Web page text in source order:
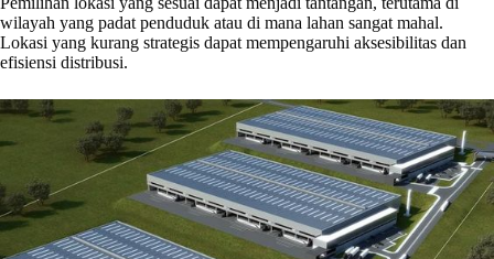
wilayah yang padat penduduk atau di mana lahan sangat mahal.
Lokasi yang kurang strategis dapat mempengaruhi aksesibilitas dan
efisiensi distribusi.